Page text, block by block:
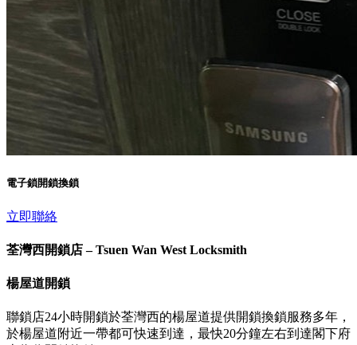
電子鎖開鎖換鎖
立即聯絡
荃灣西開鎖店 – Tsuen Wan West Locksmith
楊屋道開鎖
聯鎖店24小時開鎖於荃灣西的楊屋道提供開鎖換鎖服務多年，
於楊屋道附近一帶都可快速到達，最快20分鐘左右到達閣下府